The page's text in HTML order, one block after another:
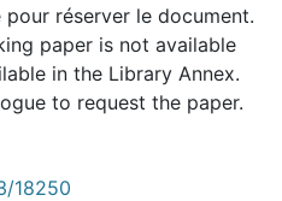
réserver le document.
paper is not available
in the Library Annex.
to request the paper.
18250